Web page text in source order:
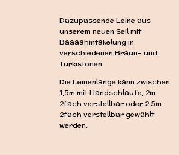
Dazupassende Leine aus
unserem neuen Seil mit
Bäääähmtakelung in
verschiedenen Braun- und
Türkistönen
Die Leinenlänge kann zwischen
1,5m mit Handschlaufe, 2m
2fach verstellbar oder 2,5m
2fach verstellbar gewählt
werden.